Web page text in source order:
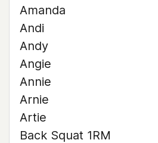
Amanda
Andi
Andy
Angie
Annie
Arnie
Artie
Back Squat 1RM